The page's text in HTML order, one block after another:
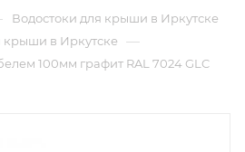
Водостоки для крыши в Иркутске
крыши в Иркутске —
100мм графит RAL 7024 GLC